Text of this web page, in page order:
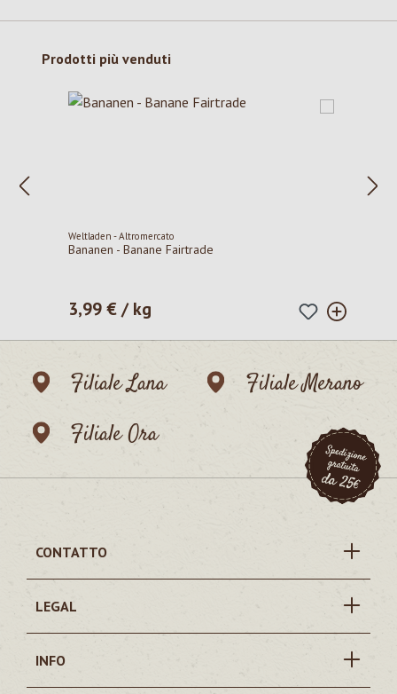
Salta la galleria dei prodotti
Prodotti più venduti
Weltladen - Altromercato
Bananen - Banane Fairtrade
Prezzo normale:
3,99 € / kg
Filiale Lana
Filiale Merano
Filiale Ora
CONTATTO
LEGAL
INFO